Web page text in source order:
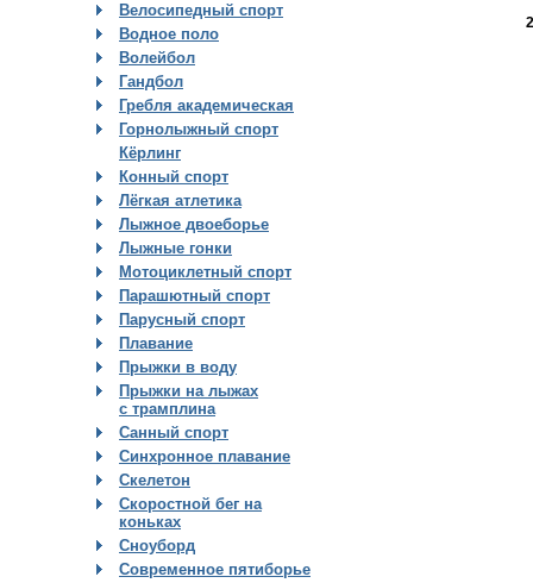
Велосипедный спорт
Водное поло
Волейбол
Гандбол
Гребля академическая
Горнолыжный спорт
Кёрлинг
Конный спорт
Лёгкая атлетика
Лыжное двоеборье
Лыжные гонки
Мотоциклетный спорт
Парашютный спорт
Парусный спорт
Плавание
Прыжки в воду
Прыжки на лыжах
с трамплина
Санный спорт
Синхронное плавание
Скелетон
Скоростной бег на
коньках
Сноуборд
Современное пятиборье